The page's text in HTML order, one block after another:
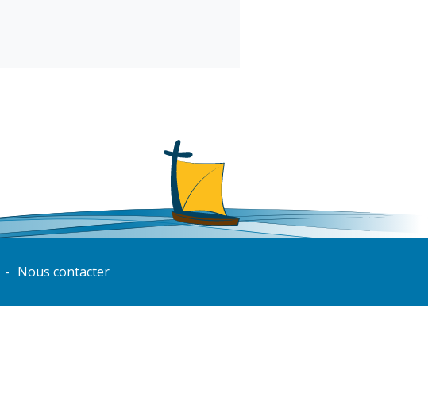
Nous contacter